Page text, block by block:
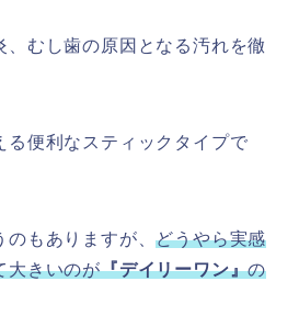
、むし歯の原因となる汚れを徹
る便利なスティックタイプで
のもありますが、どうやら実感
大きいのが『デイリーワン』の